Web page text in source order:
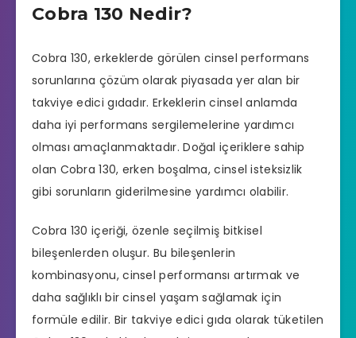
Cobra 130 Nedir?
Cobra 130, erkeklerde görülencinsel performans
sorunlarına çözüm olarak piyasada yer alan bir
takviye edici gıdadır. Erkeklerin cinsel anlamda
daha iyi performans sergilemelerine yardımcı
olması amaçlanmaktadır. Doğal içeriklere sahip
olan Cobra 130, erken boşalma, cinsel isteksizlik
gibi sorunların giderilmesine yardımcı olabilir.
Cobra 130 içeriği, özenle seçilmiş bitkisel
bileşenlerden oluşur. Bu bileşenlerin
kombinasyonu,cinsel performansı artırmak ve
daha sağlıklı bir cinsel yaşam sağlamak için
formüle edilir. Bir takviye edici gıda olarak tüketilen